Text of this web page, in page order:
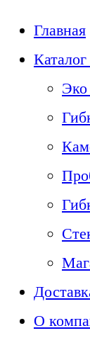
Главная
Эко
О